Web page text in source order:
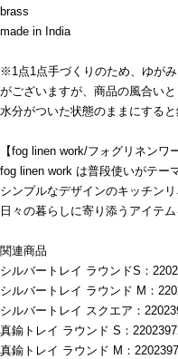
brass
made in India
※1点1点手づくりのため、ゆが
がございますが、商品の風合い
水分がついた状態のままにする
【fog linen work/フォグリネンワ
fog linen work は普段使いがテー
シンプルなデザインのキッチン
日々の暮らしに寄り添うアイテム
関連商品
シルバートレイ ラウンドS：
シルバートレイ ラウンド M：
シルバートレイ スクエア：
真鍮トレイ ラウンド S：
真鍮トレイ ラウンド M：